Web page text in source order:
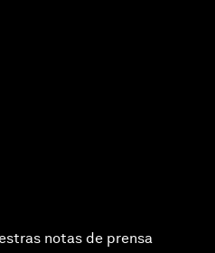
notas de prensa